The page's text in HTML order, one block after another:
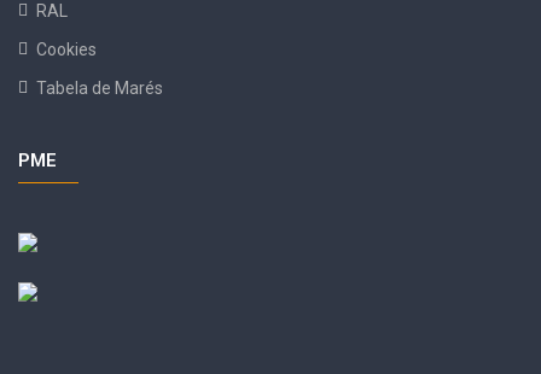
RAL
Cookies
Tabela de Marés
PME